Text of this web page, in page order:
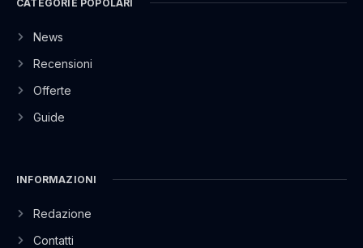
CATEGORIE POPOLARI
News
Recensioni
Offerte
Guide
INFORMAZIONI
Redazione
Contatti